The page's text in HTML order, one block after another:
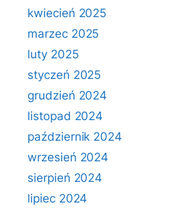
kwiecień 2025
marzec 2025
luty 2025
styczeń 2025
grudzień 2024
listopad 2024
październik 2024
wrzesień 2024
sierpień 2024
lipiec 2024